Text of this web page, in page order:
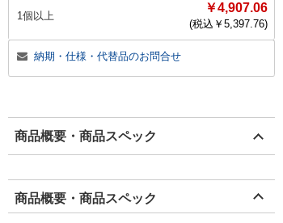
1個以上
￥4,907.06
(税込￥ 5,397.76)
納期・仕様・代替品のお問合せ
商品概要・商品スペック
商品概要・商品スペック